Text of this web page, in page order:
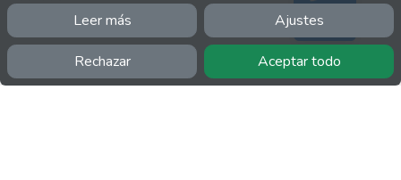
Leer más Ajustes
Rechazar Aceptar todo
Soporte